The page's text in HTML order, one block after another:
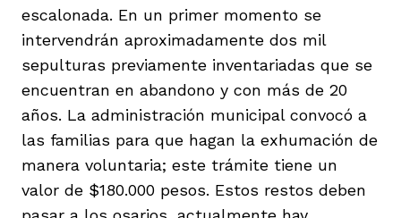
escalonada. En un primer momento se
intervendrán aproximadamente dos mil
sepulturas previamente inventariadas que se
encuentran en abandono y con más de 20
años. La administración municipal convocó a
las familias para que hagan la exhumación de
manera voluntaria; este trámite tiene un
valor de $180.000 pesos. Estos restos deben